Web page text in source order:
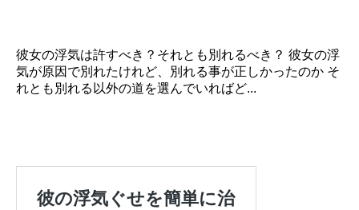
彼女の浮気は許すべき？それとも別れるべき？ 彼女の浮
気が原因で別れたけれど、別れる事が正しかったのか そ
れとも別れる以外の道を選んでいればど...